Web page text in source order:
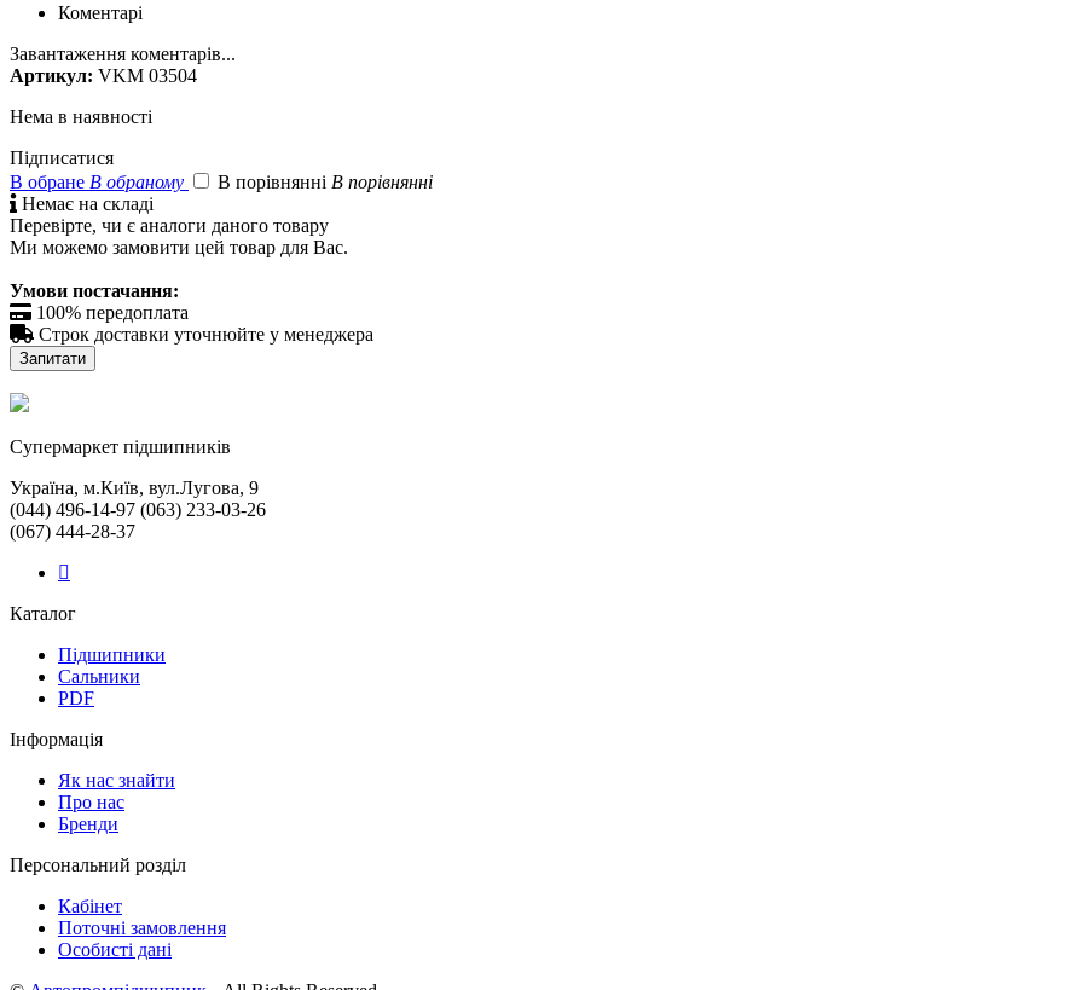
Коментарі
Завантаження коментарів...
Артикул: VKM 03504
Нема в наявності
Підписатися
В обране В обраному В порівнянні В порівнянні
 Немає на складі
Перевірте, чи є аналоги даного товару
Ми можемо замовити цей товар для Вас.
Умови постачання:
 100% передоплата
 Строк доставки уточнюйте у менеджера
Запитати
Cупермаркет підшипників
Україна, м.Київ, вул.Лугова, 9
(044) 496-14-97 (063) 233-03-26
(067) 444-28-37
Каталог
Підшипники
Сальники
PDF
Інформація
Як нас знайти
Про нас
Бренди
Персональний розділ
Кабінет
Поточні замовлення
Особисті дані